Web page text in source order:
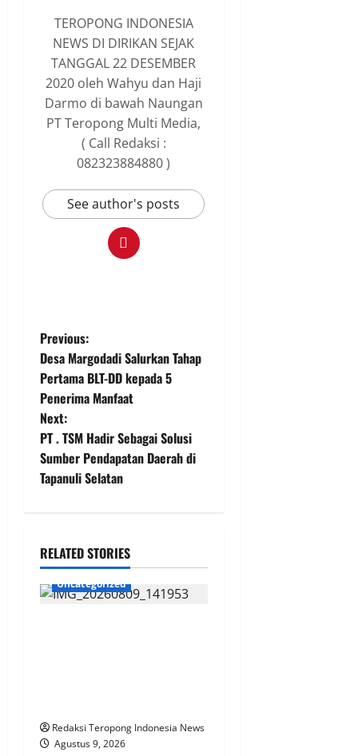
TEROPONG INDONESIA
NEWS DI DIRIKAN SEJAK
TANGGAL 22 DESEMBER
2020 oleh Wahyu dan Haji
Darmo di bawah Naungan
PT Teropong Multi Media,
( Call Redaksi :
082323884880 )
See author's posts
P
o
s
t
n
v
i
i
o
Previous:
Desa Margodadi Salurkan Tahap
Pertama BLT-DD kepada 5
Penerima Manfaat
Next:
PT . TSM Hadir Sebagai Solusi
Sumber Pendapatan Daerah di
Tapanuli Selatan
RELATED STORIES
Uncategorized
Redaksi Teropong Indonesia News
Agustus 9, 2026